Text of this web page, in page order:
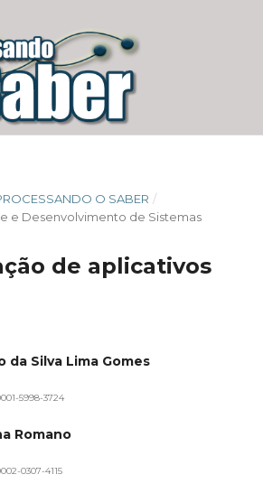
O SABER /
e Desenvolvimento de Sistemas
de aplicativos
da Silva Lima Gomes
5998-3724
Romano
0307-4115